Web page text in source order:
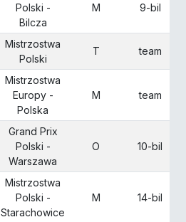
Polski -
Bilcza
M 9-bil
Mistrzostwa
Polski
T team
Mistrzostwa
Europy -
Polska
M team
Grand Prix
Polski -
Warszawa
O 10-bil
Mistrzostwa
Polski -
Starachowice
M 14-bil